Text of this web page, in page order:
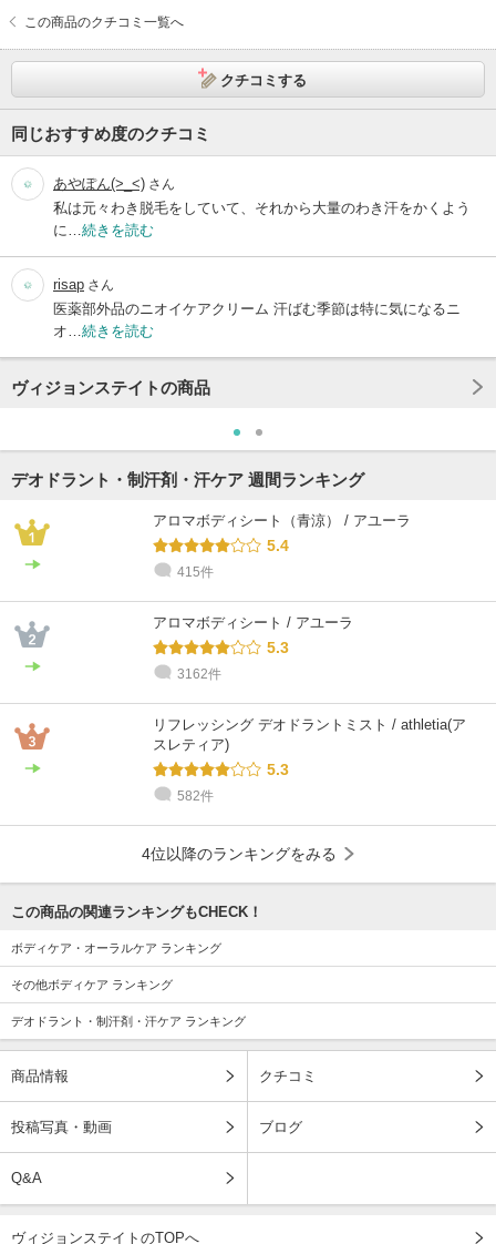
この商品のクチコミ一覧へ
クチコミする
同じおすすめ度のクチコミ
あやぽん(>_<) さん
私は元々わき脱毛をしていて、それから大量のわき汗をかくよう
に… 続きを読む
risap さん
医薬部外品のニオイケアクリーム 汗ばむ季節は特に気になるニ
オ… 続きを読む
ヴィジョンステイトの商品
デオドラント・制汗剤・汗ケア 週間ランキング
アロマボディシート（青涼） / アユーラ
5.4
415件
アロマボディシート / アユーラ
5.3
3162件
リフレッシング デオドラントミスト / athletia(ア
スレティア)
5.3
582件
4位以降のランキングをみる
この商品の関連ランキングもCHECK！
ボディケア・オーラルケア ランキング
その他ボディケア ランキング
デオドラント・制汗剤・汗ケア ランキング
商品情報 クチコミ
投稿写真・動画 ブログ
Q&A
ヴィジョンステイトのTOPへ